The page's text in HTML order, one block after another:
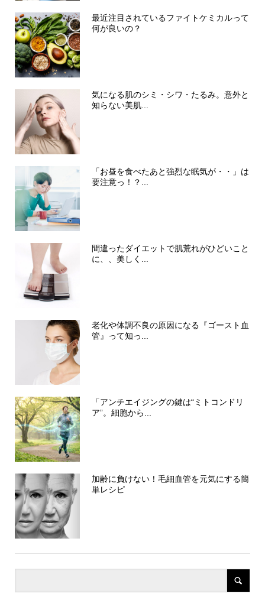
最近注目されているファイトケミカルって
何が良いの？
気になる肌のシミ・シワ・たるみ。意外と
知らない美肌...
「お昼を食べたあと強烈な眠気が・・」は
要注意っ！？...
間違ったダイエットで肌荒れがひどいこと
に、、美しく...
老化や体調不良の原因になる『ゴースト血
管』って知っ...
「アンチエイジングの鍵は“ミトコンドリ
ア”。細胞から...
加齢に負けない！毛細血管を元気にする簡
単レシピ